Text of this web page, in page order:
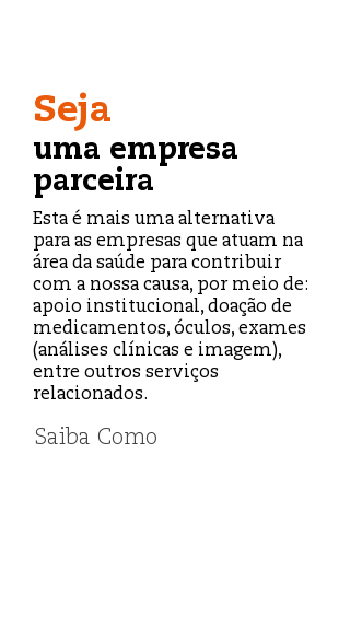
Seja
uma empresa
parceira
Esta é mais uma alternativa
para as empresas que atuam na
área da saúde para contribuir
com a nossa causa, por meio de:
apoio institucional, doação de
medicamentos, óculos, exames
(análises clínicas e imagem),
entre outros serviços
relacionados.
Saiba Como